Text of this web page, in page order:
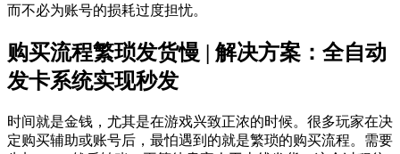
而不必为账号的损耗过度担忧。
购买流程繁琐发货慢 | 解决方案：全自动
发卡系统实现秒发
时间就是金钱，尤其是在游戏兴致正浓的时候。很多玩家在决
定购买辅助或账号后，最怕遇到的就是繁琐的购买流程。需要